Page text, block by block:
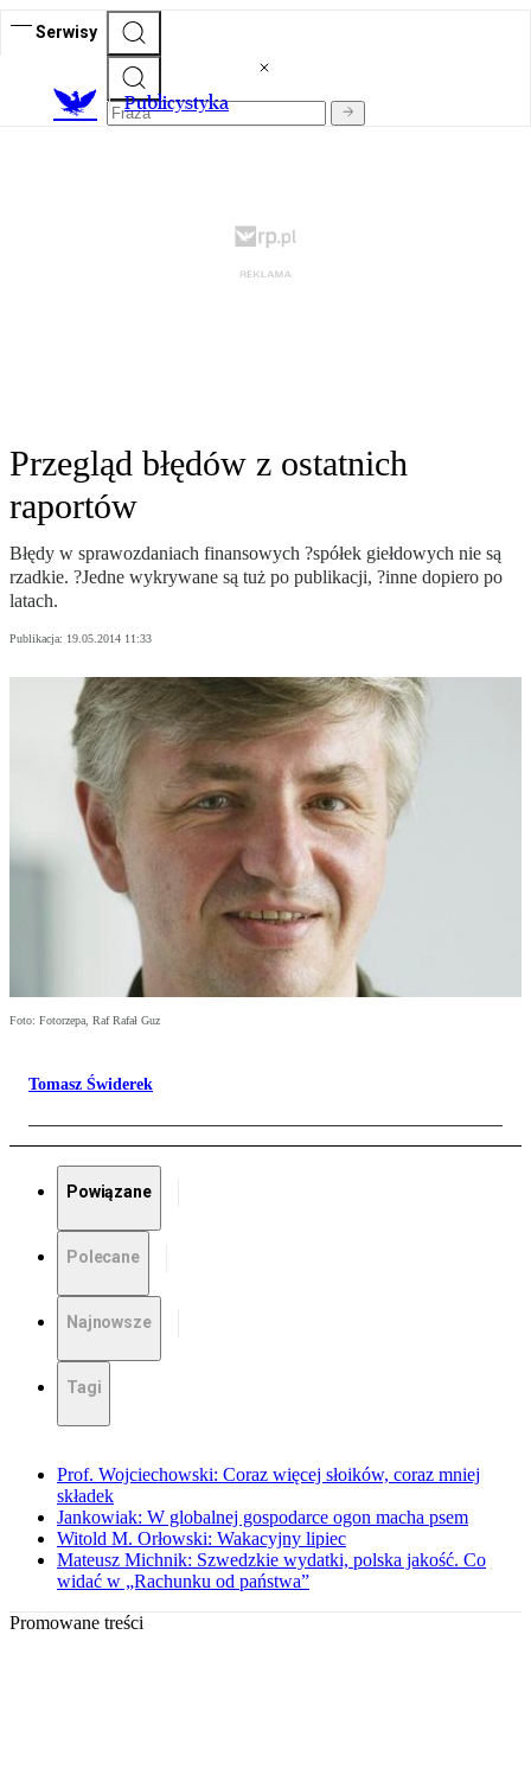
Serwisy
Publicystyka
Przegląd błędów z ostatnich
raportów
Błędy w sprawozdaniach finansowych ?spółek giełdowych nie są
rzadkie. ?Jedne wykrywane są tuż po publikacji, ?inne dopiero po
latach.
Publikacja: 19.05.2014 11:33
Foto: Fotorzepa, Raf Rafał Guz
Tomasz Świderek
Powiązane
Polecane
Najnowsze
Tagi
Prof. Wojciechowski: Coraz więcej słoików, coraz mniej
składek
Jankowiak: W globalnej gospodarce ogon macha psem
Witold M. Orłowski: Wakacyjny lipiec
Mateusz Michnik: Szwedzkie wydatki, polska jakość. Co
widać w „Rachunku od państwa”
Promowane treści